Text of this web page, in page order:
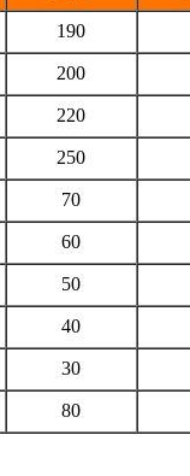
190
200
220
250
70
60
50
40
30
80